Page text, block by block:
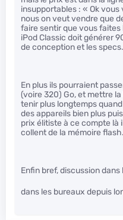
insupportables : « Ok vous
nous on veut vendre que
faire sentir que vous
iPod Classic doit générer
de conception et les
En plus ils pourraient
(voire 320) Go, et mettre
tenir plus longtemps
des appareils bien plus
prix élitiste à ce compte là
collent de la mémoire flash.
Enfin bref, discussion
dans les bureaux depuis